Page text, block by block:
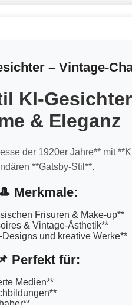
– Vintage-
KI-
& Eleganz
der 1920er Jahre** mit
**Gatsby-Stil**.
Merkmale:
Frisuren & Make-up**
& Vintage-Ästhetik**
und kreative Werke**
Perfekt für:
Medien**